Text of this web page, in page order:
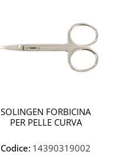
SOLINGEN FORBICINA
PER PELLE CURVA
Codice: 14390319002